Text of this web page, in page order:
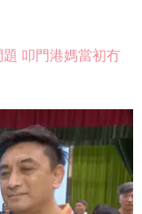
叩門港媽當初冇